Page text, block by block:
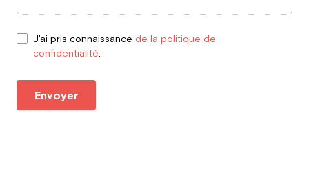
J'ai pris connaissance de la politique de
confidentialité
Envoyer